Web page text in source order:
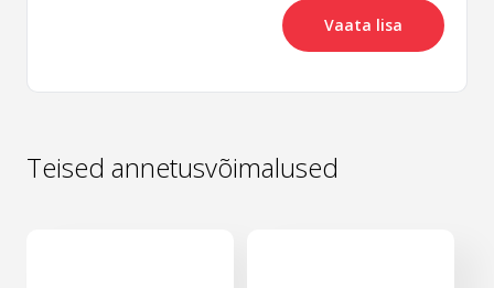
Vaata lisa
Teised annetusvõimalused